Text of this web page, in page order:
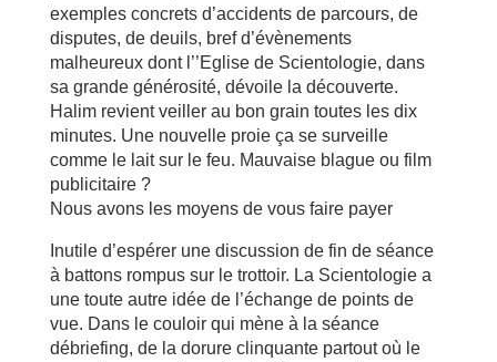
exemples concrets d’accidents de parcours, de
disputes, de deuils, bref d’évènements
malheureux dont l’’Eglise de Scientologie, dans
sa grande générosité, dévoile la découverte.
Halim revient veiller au bon grain toutes les dix
minutes. Une nouvelle proie ça se surveille
comme le lait sur le feu. Mauvaise blague ou film
publicitaire ?
Nous avons les moyens de vous faire payer
Inutile d’espérer une discussion de fin de séance
à battons rompus sur le trottoir. La Scientologie a
une toute autre idée de l’échange de points de
vue. Dans le couloir qui mène à la séance
débriefing, de la dorure clinquante partout où le